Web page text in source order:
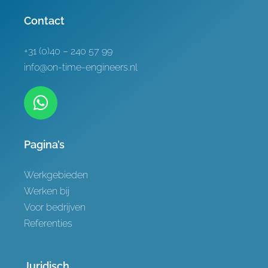
Contact
+31 (0)40 – 240 57 99
info@on-time-engineers.nl
Pagina’s
Werkgebieden
Werken bij
Voor bedrijven
Referenties